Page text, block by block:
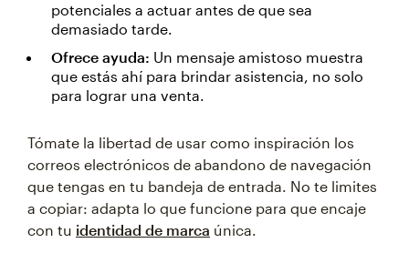
potenciales a actuar antes de que sea
demasiado tarde.
Ofrece ayuda: Un mensaje amistoso muestra
que estás ahí para brindar asistencia, no solo
para lograr una venta.
Tómate la libertad de usar como inspiración los
correos electrónicos de abandono de navegación
que tengas en tu bandeja de entrada. No te limites
a copiar: adapta lo que funcione para que encaje
con tu identidad de marca única.